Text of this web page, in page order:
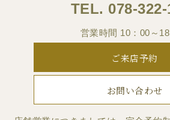
TEL. 078-322-
営業時間 10：00～
ご来店予約
お問い合わせ